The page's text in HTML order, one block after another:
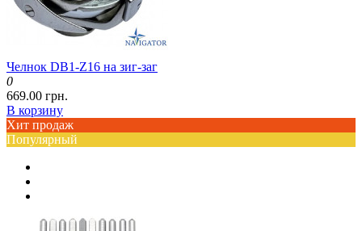
Челнок DB1-Z16 на зиг-заг
0
669.00 грн.
В корзину
Хит продаж
Популярный